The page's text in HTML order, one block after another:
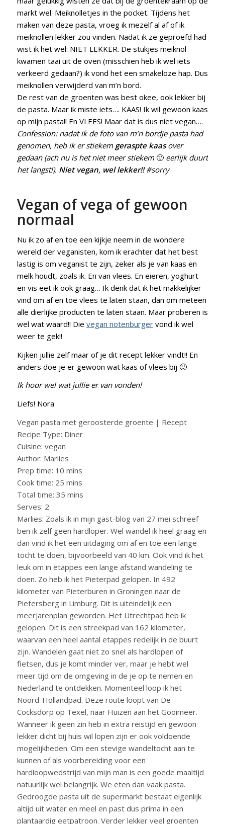
markt wel. Meiknolletjes in the pocket. Tijdens het
maken van deze pasta, vroeg ik mezelf al af of ik
meiknollen lekker zou vinden. Nadat ik ze geproefd had
wist ik het wel: NIET LEKKER. De stukjes meiknol
kwamen taai uit de oven (misschien heb ik wel iets
verkeerd gedaan?) ik vond het een smakeloze hap. Dus
meiknollen verwijderd van m’n bord.
De rest van de groenten was best okee, ook lekker bij
de pasta. Maar ik miste iets…. KAAS! Ik wil gewoon kaas
op mijn pasta!! En VLEES! Maar dat is dus niet vegan….
Confession: nadat ik de foto van m’n bordje pasta had
genomen, heb ik er stiekem geraspte kaasover
gedaan (ach nu is het niet meer stiekem🙂eerlijk duurt
het langst!). Niet vegan, wel lekker!!#sorry
Vegan of vega of gewoon
normaal
Nu ik zo af en toe een kijkje neem in de wondere
wereld der veganisten, kom ik erachter dat het best
lastig is om veganist te zijn, zeker als je van kaas en
melk houdt, zoals ik. En van vlees. En eieren, yoghurt
en vis eet ik ook graag… Ik denk dat ik het makkelijker
vind om af en toe vlees te laten staan, dan om meteen
alle dierlijke producten te laten staan. Maar proberen is
wel wat waard!! Die vegan notenburgervond ik wel
weer te gek!!
Kijken jullie zelf maar of je dit recept lekker vindt!! En
anders doe je er gewoon wat kaas of vlees bij 🙂
Ik hoor wel wat jullie er van vonden!
Liefs! Nora
Vegan pasta met geroosterde groente | Recept
Recipe Type: Diner
Cuisine: vegan
Author: Marlies
Prep time: 10 mins
Cook time: 25 mins
Total time: 35 mins
Serves: 2
Marlies: Zoals ik in mijn gast-blog van 27 mei schreef
ben ik zelf geen hardloper. Wel wandel ik heel graag en
dan vind ik het een uitdaging om af en toe een lange
tocht te doen, bijvoorbeeld van 40 km. Ook vind ik het
leuk om in etappes een lange afstand wandeling te
doen. Zo heb ik het Pieterpad gelopen. In 492
kilometer van Pieterburen in Groningen naar de
Pietersberg in Limburg. Dit is uiteindelijk een
meerjarenplan geworden. Het Utrechtpad heb ik
gelopen. Dit is een streekpad van 162 kilometer,
waarvan een heel aantal etappes redelijk in de buurt
zijn. Wandelen gaat niet zo snel als hardlopen of
fietsen, dus je komt minder ver, maar je hebt wel
meer tijd om de omgeving in de je op te nemen en
Nederland te ontdekken. Momenteel loop ik het
Noord-Hollandpad. Deze route loopt van De
Cocksdorp op Texel, naar Huizen aan het Gooimeer.
Wanneer ik geen zin heb in extra reistijd en gewoon
lekker dicht bij huis wil lopen zijn er ook voldoende
mogelijkheden. Om een stevige wandeltocht aan te
kunnen of als voorbereiding voor een
hardloopwedstrijd van mijn man is een goede maaltijd
natuurlijk wel belangrijk. We eten dan vaak pasta.
Gedroogde pasta uit de supermarkt bestaat eigenlijk
altijd uit water en meel en past dus prima in een
plantaardig eetpatroon. Verder lekker veel groenten